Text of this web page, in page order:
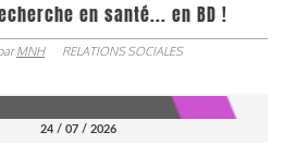
en santé... en BD !
MNH RELATIONS SOCIALES
24 / 07 / 2026